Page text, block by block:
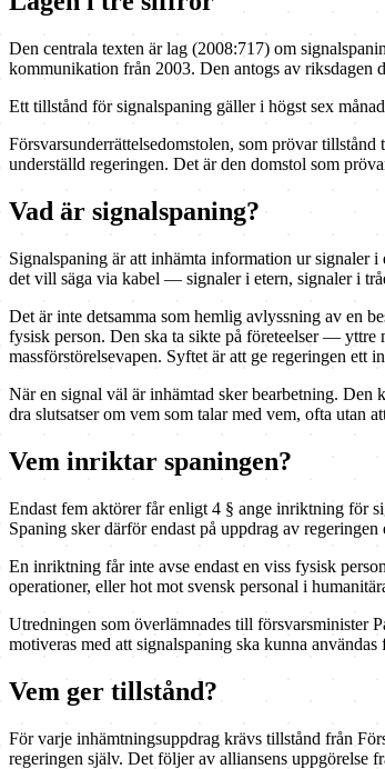
Den centrala texten är lag (2008:717) om
kommunikation från 2003. Den antogs av riksdagen
Ett tillstånd för signalspaning gäller i högst sex
Försvarsunderrättelsedomstolen, som prövar
underställd regeringen. Det är den domstol som
Vad är signalspaning?
Signalspaning är att inhämta information ur signaler
det vill säga via kabel — signaler i etern, signaler i
Det är inte detsamma som hemlig avlyssning av en
fysisk person. Den ska ta sikte på företeelser — yttre
massförstörelsevapen. Syftet är att ge regeringen ett
När en signal väl är inhämtad sker bearbetning. Den
dra slutsatser om vem som talar med vem, ofta utan
Vem inriktar spaningen?
Endast fem aktörer får enligt 4 § ange inriktning för
Spaning sker därför endast på uppdrag av
En inriktning får inte avse endast en viss fysisk
operationer, eller hot mot svensk personal i
Utredningen som överlämnades till försvarsminister
motiveras med att signalspaning ska kunna
Vem ger tillstånd?
För varje inhämtningsuppdrag krävs tillstånd från
regeringen själv. Det följer av alliansens uppgörelse